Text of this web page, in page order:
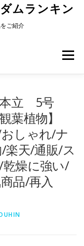
ムランキン
ご紹介
メニュー
本立 5号
葉植物】
しゃれ/ナ
楽天/通販/ス
燥に強い/
品/再入